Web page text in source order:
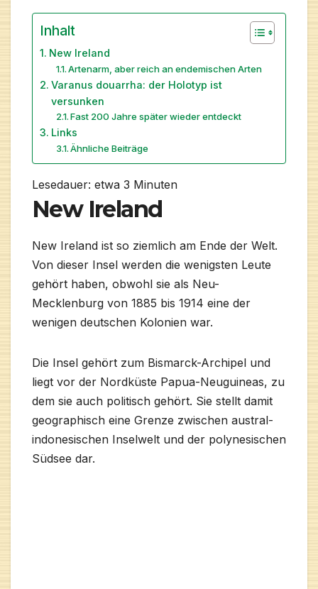
Inhalt
New Ireland
Artenarm, aber reich an endemischen Arten
Varanus douarrha: der Holotyp ist
versunken
Fast 200 Jahre später wieder entdeckt
Links
Ähnliche Beiträge
Lesedauer: etwa 3 Minuten
New Ireland
New Ireland ist so ziemlich am Ende der Welt.
Von dieser Insel werden die wenigsten Leute
gehört haben, obwohl sie als Neu-
Mecklenburg von 1885 bis 1914 eine der
wenigen deutschen Kolonien war.
Die Insel gehört zum Bismarck-Archipel und
liegt vor der Nordküste Papua-Neuguineas, zu
dem sie auch politisch gehört. Sie stellt damit
geographisch eine Grenze zwischen austral-
indonesischen Inselwelt und der polynesischen
Südsee dar.